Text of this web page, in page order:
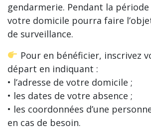
gendarmerie. Pendant la
votre domicile pourra faire
de surveillance.
Pour en bénéficier, inscrivez
départ en indiquant :
• l’adresse de votre domicile ;
• les dates de votre absence ;
• les coordonnées d’une
en cas de besoin.